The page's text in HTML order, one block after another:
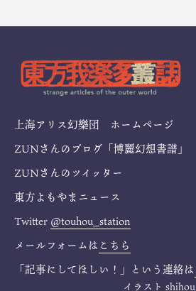
上海アリス幻樂団 ホームページ
ZUNさんのブログ「博麗幻想書譜」
ZUNさんのツイッター
東方よもやまニュース
Twitter @touhou_station
メールフォームは こちら
「記事にしてほしい！」という連絡は
イラスト shihou